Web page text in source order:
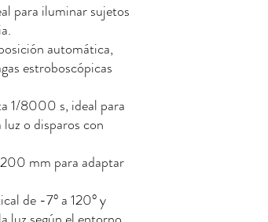
para iluminar sujetos
automática,
estroboscópicas
1/8000 s, ideal para
o disparos con
mm para adaptar
de -7° a 120° y